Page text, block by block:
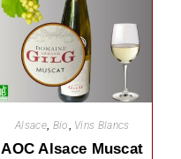
Alsace, Bio, Vins Blancs
AOC Alsace Muscat